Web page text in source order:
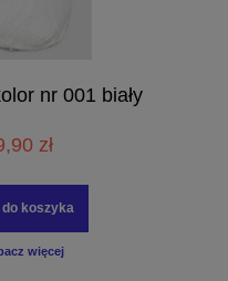
nr 001 biały
zł
do koszyka
więcej